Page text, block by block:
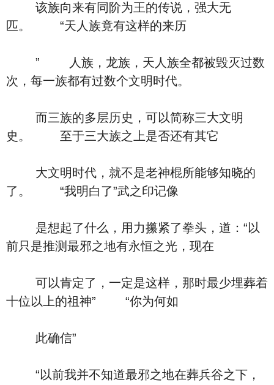
该族向来有同阶为王的传说，强大无
匹。 “天人族竟有这样的来历
” 人族，龙族，天人族全都被毁灭过数
次，每一族都有过数个文明时代。
而三族的多层历史，可以简称三大文明
史。 至于三大族之上是否还有其它
大文明时代，就不是老神棍所能够知晓的
了。 “我明白了”武之印记像
是想起了什么，用力攥紧了拳头，道：“以
前只是推测最邪之地有永恒之光，现在
可以肯定了，一定是这样，那时最少埋葬着
十位以上的祖神” “你为何如
此确信”
“以前我并不知道最邪之地在葬兵谷之下，